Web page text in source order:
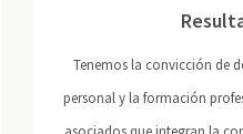
Tenemos la convicción de
personal y la formación